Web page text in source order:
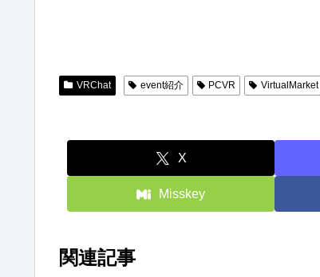
VRChat event紹介 PCVR VirtualMarket
X
Misskey
関連記事